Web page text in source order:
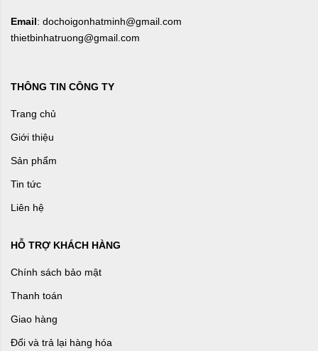
Email: dochoigonhatminh@gmail.com
thietbinhatruong@gmail.com
THÔNG TIN CÔNG TY
Trang chủ
Giới thiệu
Sản phẩm
Tin tức
Liên hệ
HỖ TRỢ KHÁCH HÀNG
Chính sách bảo mật
Thanh toán
Giao hàng
Đổi và trả lại hàng hóa